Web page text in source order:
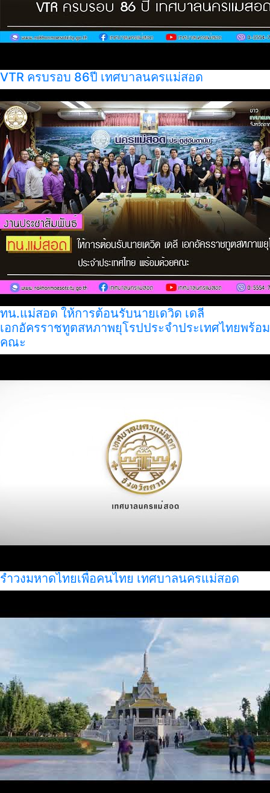
VTR ครบรอบ 86ปี เทศบาลนครแม่สอด
ทน.แม่สอด ให้การต้อนรับนายเดวิด เดลี
เอกอัครราชทูตสหภาพยุโรปประจำประเทศไทยพร้อม
คณะ
รำวงมหาดไทยเพื่อคนไทย เทศบาลนครแม่สอด